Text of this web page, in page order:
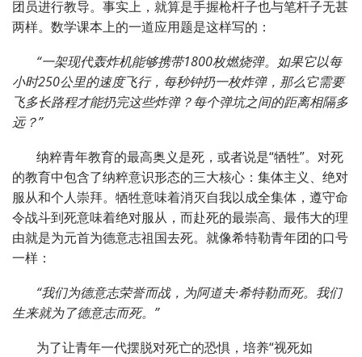
团员进行教导。事实上，就算是手握枪杆子也与笔杆子无甚
两样。数学课本上的一道应用题是这样写的：
“一架现代轰炸机能够携带1800枚燃烧弹。如果它以每
小时250公里的速度飞行，每秒钟扔一枚炸弹，那么它需要
飞多长路程才能扔完这些炸弹？每个弹坑之间的距离相隔多
远？”
纳粹青年教育的最高奥义是死，或者说是“牺牲”。对死
的教育中包含了纳粹意识形态的三大核心：集体主义、绝对
服从和个人崇拜。牺牲意味着消灭自我以成全集体，遵守命
令战斗到死意味着绝对服从，而赴死的最崇高、最伟大的理
由就是为元首为德意志祖国去死。就像希特勒青年团的口号
一样：
“我们为德意志荣誉而战，为阿道夫·希特勒而死。我们
生来就为了德意志而死。”
为了让青年一代摆脱对死亡的恐惧，培养“视死如